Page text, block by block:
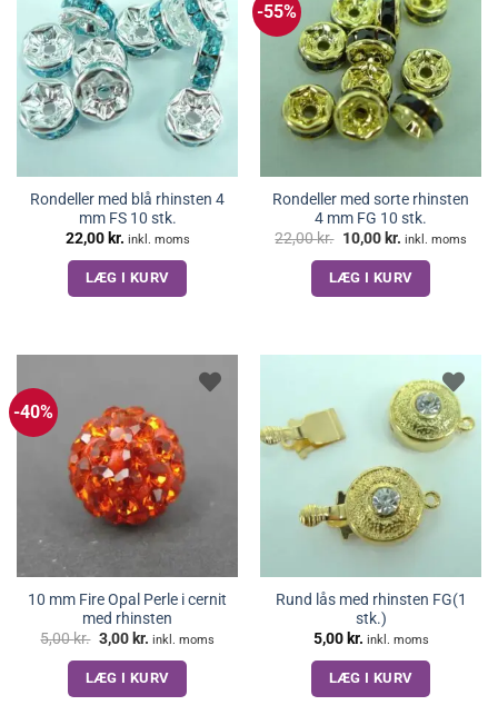
Rondeller med blå rhinsten 4
mm FS 10 stk.
22,00 kr. inkl. moms
LÆG I KURV
-55%
Rondeller med sorte rhinsten
4 mm FG 10 stk.
22,00kr. Den
oprindelige
pris
var:
22,00 kr..
10,00 kr.Den
pris
er:
10,00 kr..
inkl. moms
LÆG I KURV
-40%
10 mm Fire Opal Perle i cernit
med rhinsten
5,00kr. Den
oprindelige
pris
var:
5,00 kr..
3,00 kr.Den
pris
er:
3,00 kr..
inkl. moms
LÆG I KURV
Rund lås med rhinsten FG(1
stk.)
5,00 kr. inkl. moms
LÆG I KURV